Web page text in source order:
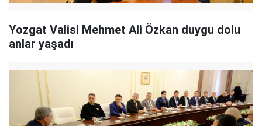
Yozgat Valisi Mehmet Ali Özkan duygu dolu
anlar yaşadı